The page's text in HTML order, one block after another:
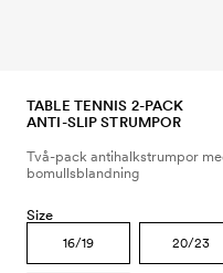
TABLE TENNIS 2-PACK
ANTI-SLIP STRUMPOR
Två-pack antihalkstrumpor
bomullsblandning
Size
16/19 20/23